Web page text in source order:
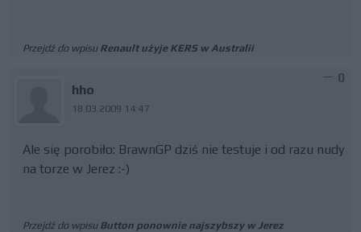
Przejdź do wpisu Renault użyje KERS w Australii
hho
18.03.2009 14:47
0
Ale się porobiło: BrawnGP dziś nie testuje i od razu nudy
na torze w Jerez :-)
Przejdź do wpisu Button ponownie najszybszy w Jerez